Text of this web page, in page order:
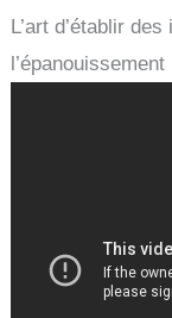
L’art d’établir
l’épanouissement